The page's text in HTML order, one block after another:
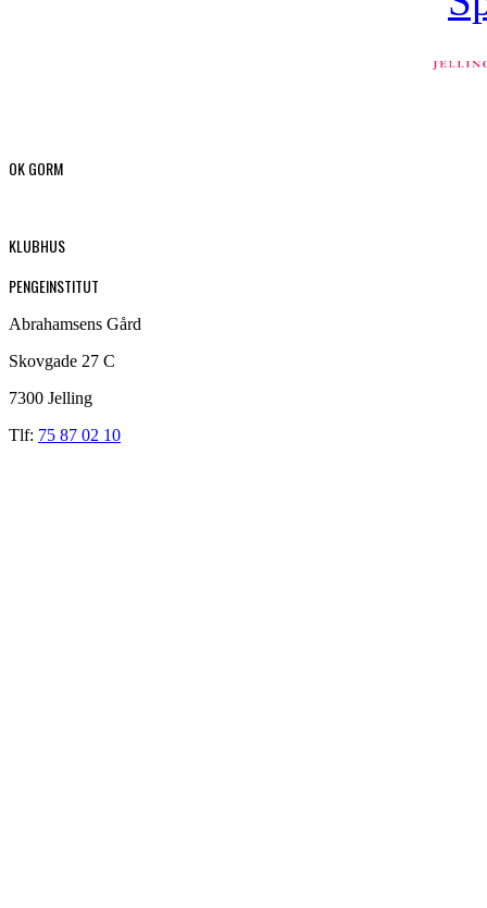
OK GORM
KLUBHUS
PENGEINSTITUT
Abrahamsens Gård
Skovgade 27 C
7300 Jelling
Tlf: 75 87 02 10